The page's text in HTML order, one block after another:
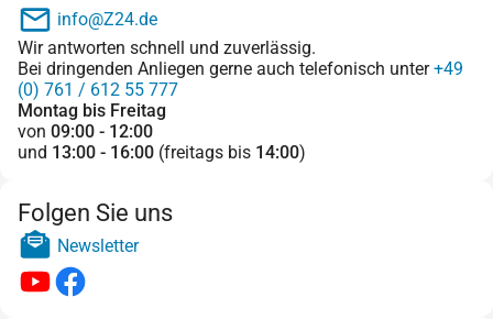
info@Z24.de
Wir antworten schnell und zuverlässig.
Bei dringenden Anliegen gerne auch telefonisch unter+49
(0) 761 / 612 55 777
Montag bis Freitag
von 09:00 - 12:00
und 13:00 - 16:00 (freitags bis 14:00)
Folgen Sie uns
Newsletter